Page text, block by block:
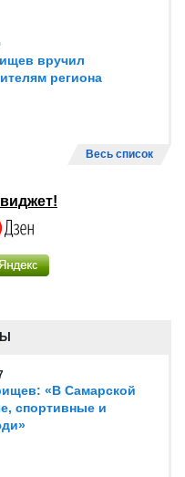
вручил
региона
Весь список
«В Самарской
спортивные и